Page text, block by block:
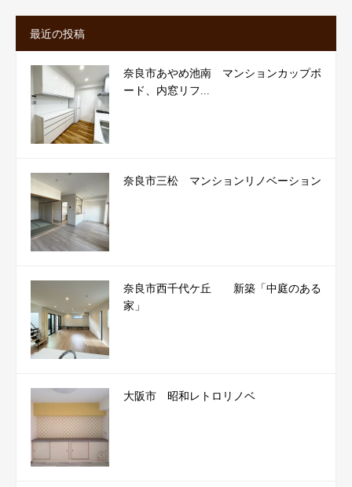
最近の投稿
奈良市あやめ池南 マンションカップボ
ード、内窓リフ...
奈良市三松 マンションリノベーション
奈良市西千代ケ丘 新築「中庭のある
家」
大阪市 昭和レトロリノベ